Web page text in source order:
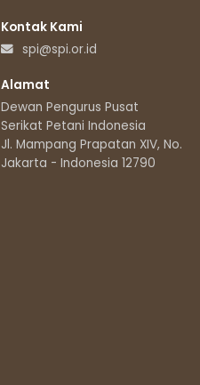
Kontak Kami
spi@spi.or.id
Alamat
Dewan Pengurus Pusat
Serikat Petani Indonesia
Jl. Mampang Prapatan XIV, No.11
Jakarta - Indonesia 12790